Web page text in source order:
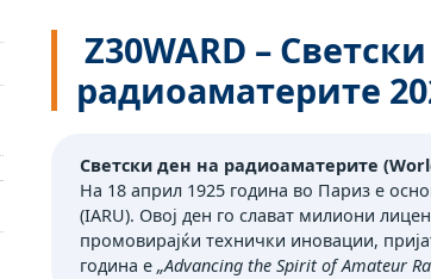
Z30WARD –
радиоаматерите
Светски ден на радиоаматерите
На 18 април 1925 година во Париз е
(IARU). Овој ден го слават милиони
промовирајќи технички иновации,
година е „Advancing the Spirit of Amateur